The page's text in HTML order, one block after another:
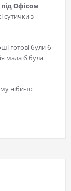
Офісом
сутички з
готові були б
мала б була
ніби-то